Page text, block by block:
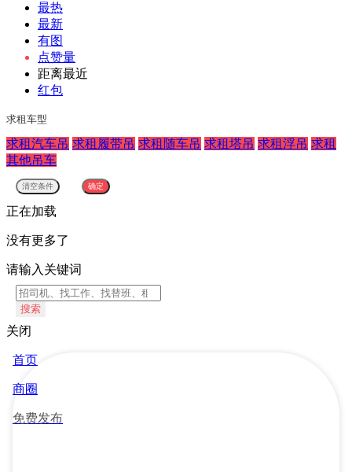
最热
最新
有图
点赞量
距离最近
红包
求租车型
求租汽车吊 求租履带吊 求租随车吊 求租塔吊 求租浮吊 求租
其他吊车
正在加载
没有更多了
请输入关键词
搜索
关闭
首页
商圈
免费发布